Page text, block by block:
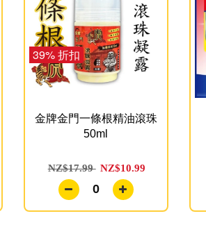
39% 折扣
金牌金門一條根精油滾珠
50ml
NZ$17.99 NZ$10.99
0